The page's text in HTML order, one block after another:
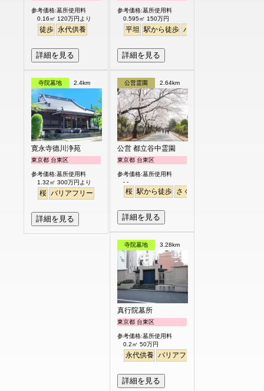
参考価格:墓所使用料
0.16㎡ 120万円より
徒歩 永代供養
詳細を見る
参考価格:墓所使用料
0.595㎡ 150万円
平坦 駅から徒歩 バリアフリー
詳細を見る
寺院墓地 2.4km
寛永寺德川浄苑
東京都 台東区
参考価格:墓所使用料
1.32㎡ 300万円より
桜 バリアフリー
詳細を見る
公営霊園 2.64km
公営 都立谷中霊園
東京都 台東区
参考価格:墓所使用料
- -
桜 駅から徒歩 さくら
詳細を見る
寺院墓地 3.28km
真行院墓所
東京都 台東区
参考価格:墓所使用料
0.2㎡ 50万円
永代供養 バリアフリー
詳細を見る